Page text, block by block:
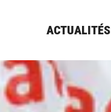
ACTUALITÉS